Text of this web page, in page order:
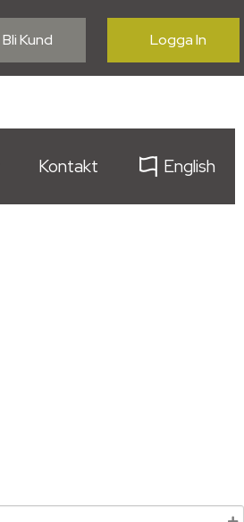
Bli Kund Logga In
Kontakt English